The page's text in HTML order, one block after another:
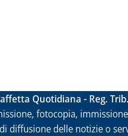
Quotidiana - Reg.
fotocopia,
diffusione delle notizie o